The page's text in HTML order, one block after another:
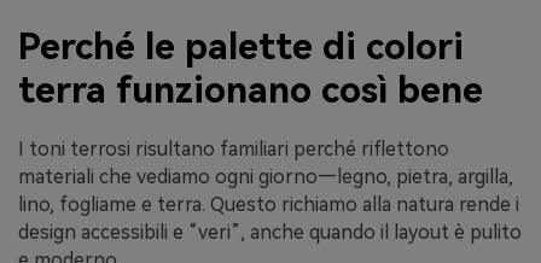
Perché le palette di colori
terra funzionano così bene
I toni terrosi risultano familiari perché riflettono
materiali che vediamo ogni giorno—legno, pietra, argilla,
lino, fogliame e terra. Questo richiamo alla natura rende i
design accessibili e “veri”, anche quando il layout è pulito